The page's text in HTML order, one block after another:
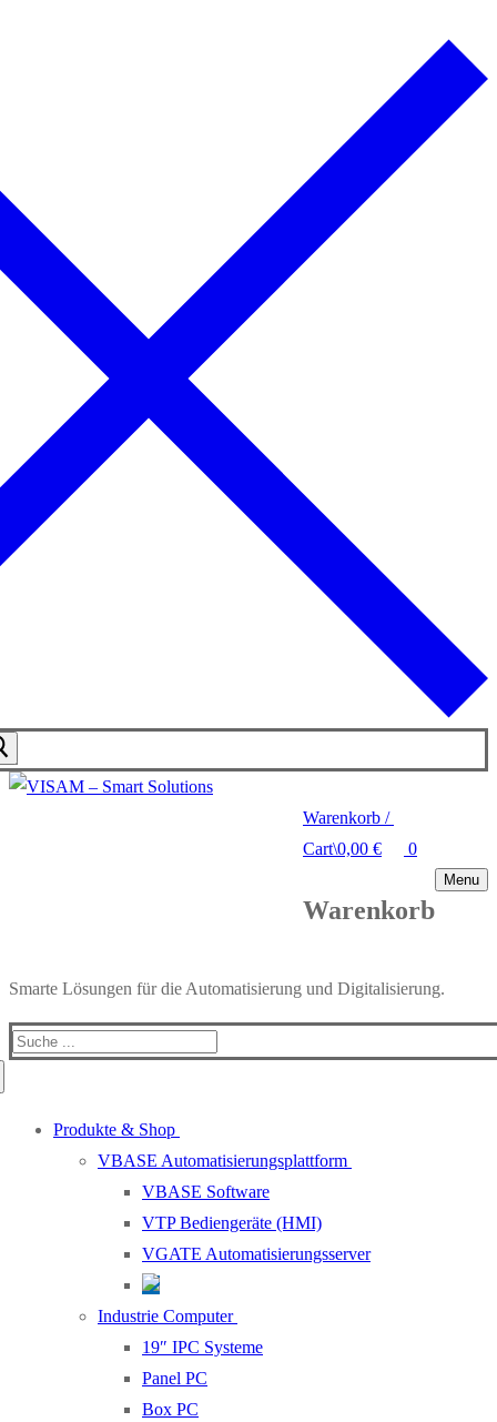
Warenkorb /
Cart\0,00 € 0
Warenkorb
Menu
Smarte Lösungen für die Automatisierung und Digitalisierung.
Search
Produkte & Shop
VBASE Automatisierungsplattform
VBASE Software
VTP Bediengeräte (HMI)
VGATE Automatisierungsserver
Industrie Computer
19″ IPC Systeme
Panel PC
Box PC